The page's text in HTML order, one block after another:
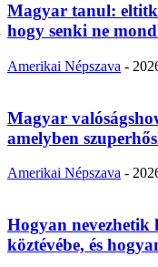
Magyar tanul:
hogy senki ne
Amerikai Népszava -
Magyar
amelyben
Amerikai Népszava -
Hogyan nevezhetik
köztévébe, és